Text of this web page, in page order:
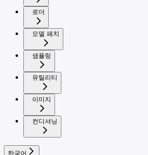
로더
모델 패치
샘플링
유틸리티
이미지
컨디셔닝
한국어